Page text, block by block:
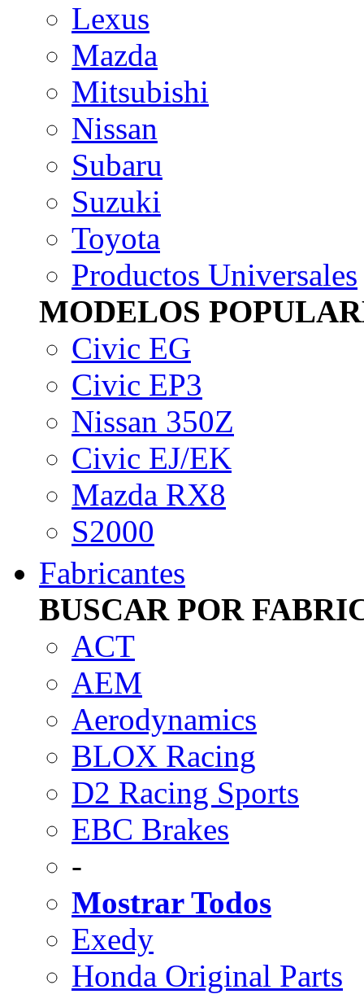
Lexus
Mazda
Mitsubishi
Nissan
Subaru
Suzuki
Toyota
Productos Universales
MODELOS
Civic EG
Civic EP3
Nissan 350Z
Civic EJ/EK
Mazda RX8
S2000
Fabricantes
BUSCAR POR
ACT
AEM
Aerodynamics
BLOX Racing
D2 Racing Sports
EBC Brakes
-
Mostrar Todos
Exedy
Honda Original Parts